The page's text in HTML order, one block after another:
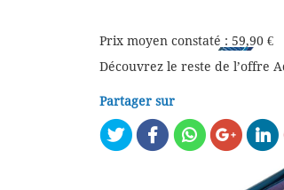
Prix moyen constaté : 59,90 €
Découvrez le reste de l’offre
Partager sur